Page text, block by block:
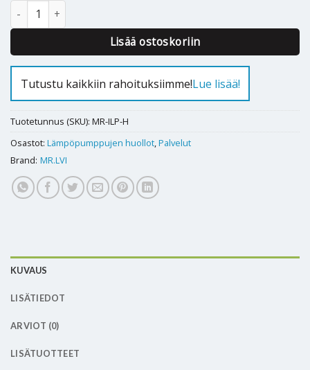
Ilmalämpöpumpun huolto määrä
Lisää ostoskoriin
Alternative:
Tutustu kaikkiin rahoituksiimme!Lue lisää!
Tuotetunnus (SKU): MR-ILP-H
Osastot: Lämpöpumppujen huollot,Palvelut
Brand: MR.LVI
KUVAUS
LISÄTIEDOT
ARVIOT (0)
LISÄTUOTTEET